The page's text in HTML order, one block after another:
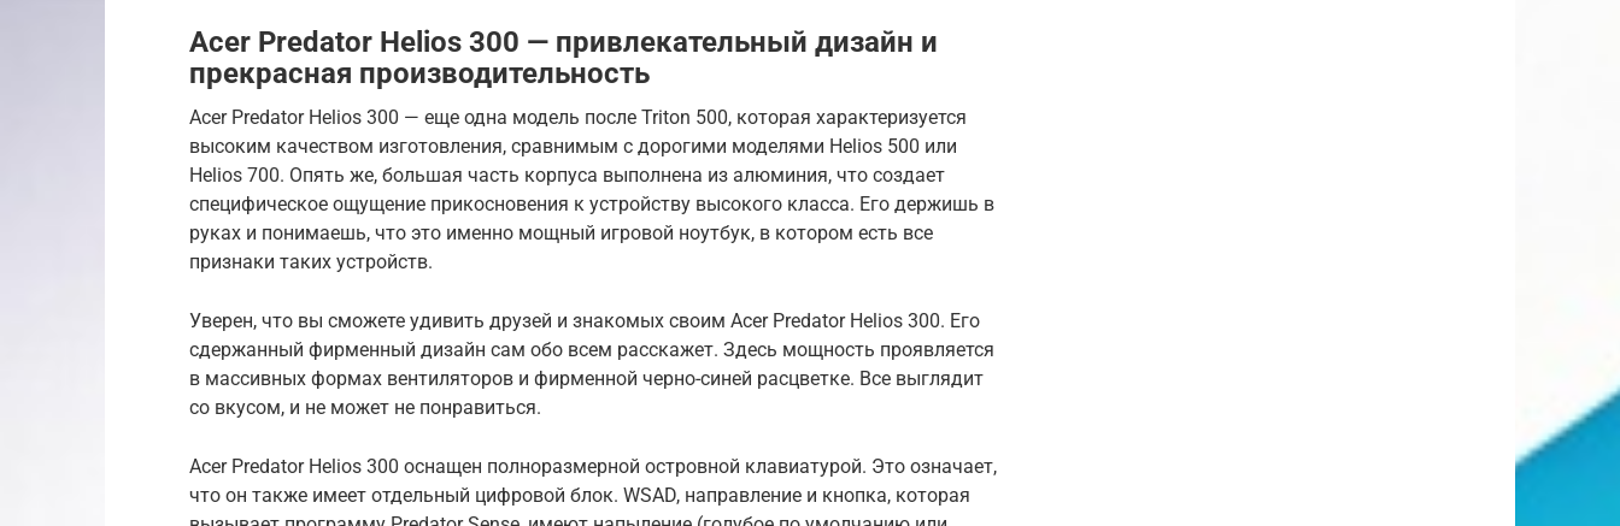
Acer Predator Helios 300 — привлекательный дизайн и
прекрасная производительность
Acer Predator Helios 300 — еще одна модель после Triton 500, которая характеризуется
высоким качеством изготовления, сравнимым с дорогими моделями Helios 500 или
Helios 700. Опять же, большая часть корпуса выполнена из алюминия, что создает
специфическое ощущение прикосновения к устройству высокого класса. Его держишь в
руках и понимаешь, что это именно мощный игровой ноутбук, в котором есть все
признаки таких устройств.
Уверен, что вы сможете удивить друзей и знакомых своим Acer Predator Helios 300. Его
сдержанный фирменный дизайн сам обо всем расскажет. Здесь мощность проявляется
в массивных формах вентиляторов и фирменной черно-синей расцветке. Все выглядит
со вкусом, и не может не понравиться.
Acer Predator Helios 300 оснащен полноразмерной островной клавиатурой. Это означает,
что он также имеет отдельный цифровой блок. WSAD, направление и кнопка, которая